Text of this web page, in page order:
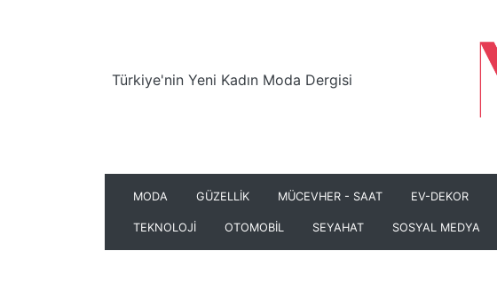
Türkiye'nin Yeni Kadın Moda Dergisi
MODA GÜZELLİK MÜCEVHER - SAAT EV-DEKOR
TEKNOLOJİ OTOMOBİL SEYAHAT SOSYAL MEDYA